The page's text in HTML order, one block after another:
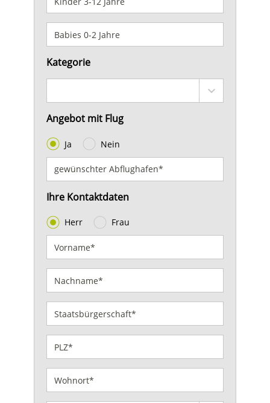
Kategorie
Angebot mit Flug
Ja Nein
Ihre Kontaktdaten
Herr Frau